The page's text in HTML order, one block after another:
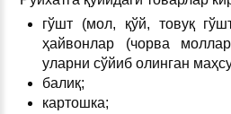
гўшт (мол, қўй, товуқ
ҳайвонлар (чорва
уларни сўйиб олинган
балиқ;
картошка;